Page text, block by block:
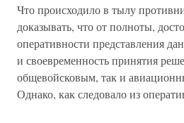
Что происходило в тылу
доказывать, что от полноты,
оперативности представления
и своевременность принятия
общевойсковым, так и
Однако, как следовало из